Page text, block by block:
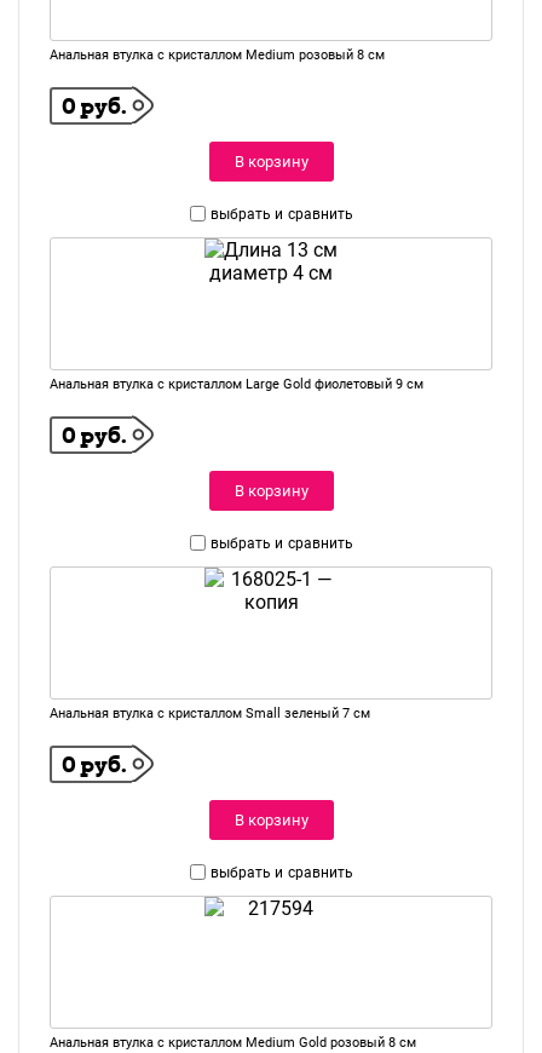
Анальная втулка с кристаллом Medium розовый 8 см
0 руб.
В корзину
выбрать и сравнить
Анальная втулка с кристаллом Large Gold фиолетовый 9 см
0 руб.
В корзину
выбрать и сравнить
Анальная втулка с кристаллом Small зеленый 7 см
0 руб.
В корзину
выбрать и сравнить
Анальная втулка с кристаллом Medium Gold розовый 8 см